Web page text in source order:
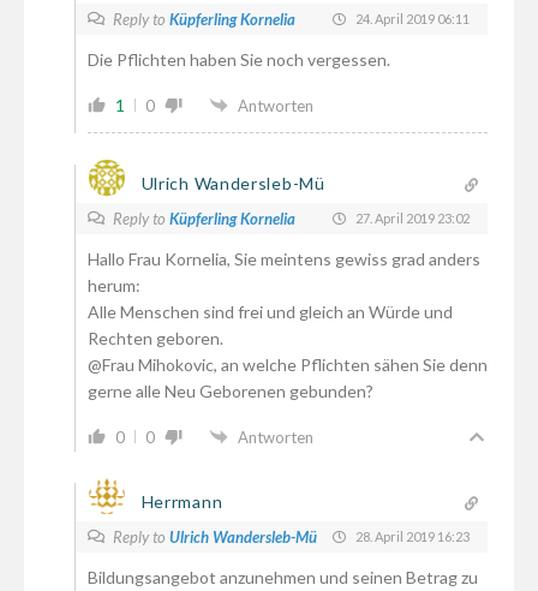
Reply to Küpferling Kornelia 24. April 2019 06:11
Die Pflichten haben Sie noch vergessen.
1 0 Antworten
Ulrich Wandersleb-Mü
Reply to Küpferling Kornelia 27. April 2019 23:02
Hallo Frau Kornelia, Sie meintens gewiss grad anders
herum:
Alle Menschen sind frei und gleich an Würde und
Rechten geboren.
@Frau Mihokovic, an welche Pflichten sähen Sie denn
gerne alle Neu Geborenen gebunden?
0 0 Antworten
Herrmann
Reply to Ulrich Wandersleb-Mü 28. April 2019 16:23
Bildungsangebot anzunehmen und seinen Betrag zu